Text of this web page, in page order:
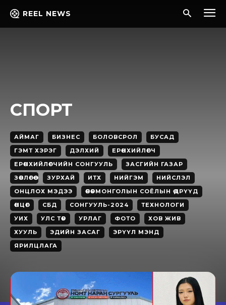
REEL NEWS
СПОРТ
АЙМАГ БИЗНЕС БОЛОВСРОЛ
БУСАД
ГЭМТ ХЭРЭГ
ДЭЛХИЙ
ЕРӨНХИЙЛӨГЧ
ЕРӨНХИЙЛӨГЧИЙН СОНГУУЛЬ
ЗАСГИЙН ГАЗАР
ЗӨВЛӨГӨӨ
ЗУРХАЙ ИТХ НИЙГЭМ
НИЙСЛЭЛ
ОНЦЛОХ МЭДЭЭ
ӨВӨРМОНГОЛЫН СОЁЛЫН ӨДРҮҮД
ӨНЦӨГ
СБД СОНГУУЛЬ-2024
ТЕХНОЛОГИ
УИХ
УЛС ТӨР УРЛАГ ФОТО
ХОВ ЖИВ
ХУУЛЬ
ЭДИЙН ЗАСАГ
ЭРҮҮЛ МЭНД
ЯРИЛЦЛАГА